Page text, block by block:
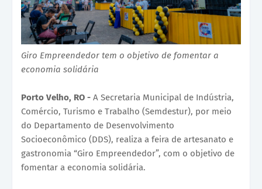
Giro Empreendedor tem o objetivo de fomentar a
economia solidária
Porto Velho, RO - A Secretaria Municipal de Indústria,
Comércio, Turismo e Trabalho (Semdestur), por meio
do Departamento de Desenvolvimento
Socioeconômico (DDS), realiza a feira de artesanato e
gastronomia “Giro Empreendedor”, com o objetivo de
fomentar a economia solidária.